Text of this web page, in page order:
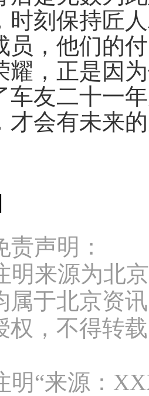
时刻保持匠
员，他们的
耀，正是因
车友二十一
才会有未来
声明：
来源为北
属于北京资
权，不得转
“来源：